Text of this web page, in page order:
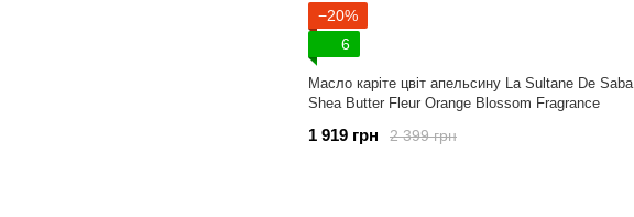
−20%
6
Масло каріте цвіт апельсину La Sultane De Saba
Shea Butter Fleur Orange Blossom Fragrance
2 399 грн
1 919 грн